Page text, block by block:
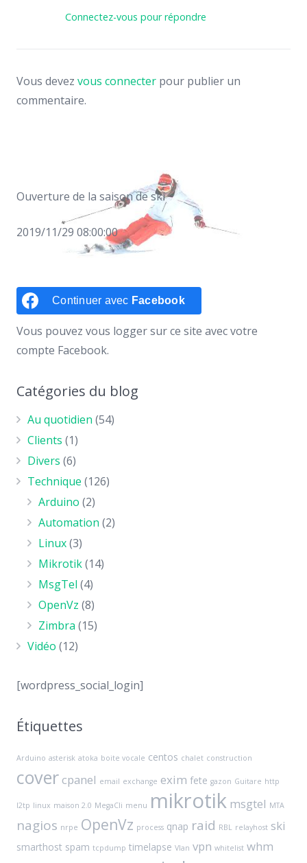
Connectez-vous pour répondre
Vous devez vous connecter pour publier un
commentaire.
Ouverture de la saison de ski
2019/11/29 08:00:00
Continuer avec Facebook
Vous pouvez vous logger sur ce site avec votre
compte Facebook.
Catégories du blog
Au quotidien (54)
Clients (1)
Divers (6)
Technique (126)
Arduino (2)
Automation (2)
Linux(3)
Mikrotik(14)
MsgTel (4)
OpenVz (8)
Zimbra (15)
Vidéo (12)
[wordpress_social_login]
Étiquettes
Arduino asterisk atoka boite vocale centos chalet construction
cover cpanel email exchange exim fete gazon Guitare http
l2tp linux maison 2.0 MegaCli menu mikrotik msgtel MTA
nagios nrpe OpenVz process qnap raid RBL relayhost ski
smarthost spam tcpdump timelapse Vlan vpn whitelist whm